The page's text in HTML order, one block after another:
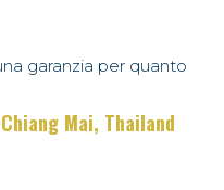
garanzia per quanto
Mai, Thailand